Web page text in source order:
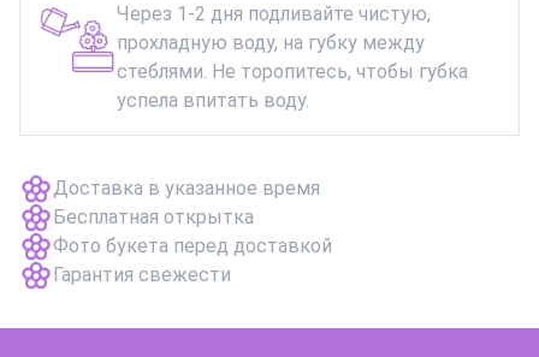
Через 1-2 дня подливайте чистую,
прохладную воду, на губку между
стеблями. Не торопитесь, чтобы губка
успела впитать воду.
Доставка в указанное время
Бесплатная открытка
Фото букета перед доставкой
Гарантия свежести